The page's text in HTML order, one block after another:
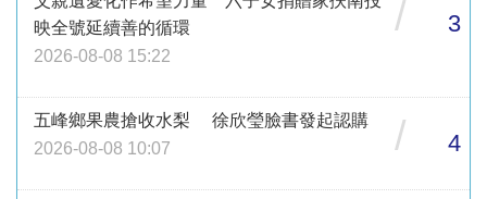
映全號延續善的循環
2026-08-08 15:22
/ 3
五峰鄉果農搶收水梨 徐欣瑩臉書發起認購
2026-08-08 10:07
/ 4